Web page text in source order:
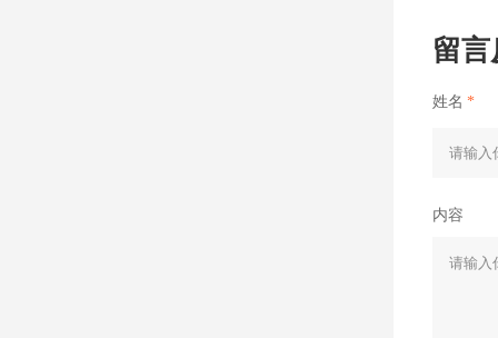
留
姓名 *
内容